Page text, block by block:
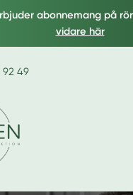
abonnemang på
vidare här
49